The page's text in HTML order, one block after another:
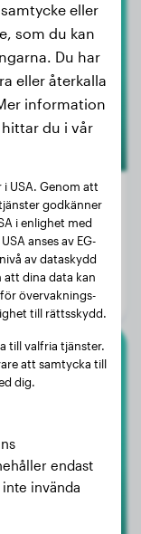
7 kg
1 år, 4 månader
Hanhund
eller
som du kan
Du har
eller återkalla
information
du i vår
USA. Genom att
godkänner
i enlighet med
anses av EG-
av dataskydd
att dina data kan
övervaknings-
till rättsskydd.
till valfria tjänster.
att samtycka till
dig.
endast
invända